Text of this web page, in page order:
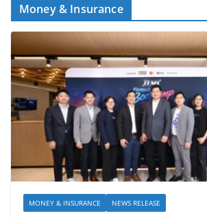
Money & Insurance
MONEY & INSURANCE NEWS RELEASE